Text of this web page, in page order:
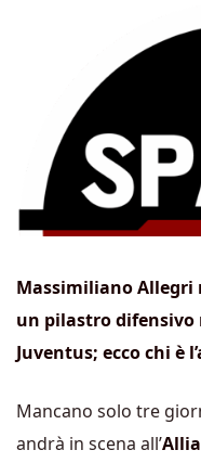
Massimiliano Allegri
un pilastro
Juventus; ecco chi è
Mancano solo tre
andrà in scena all’